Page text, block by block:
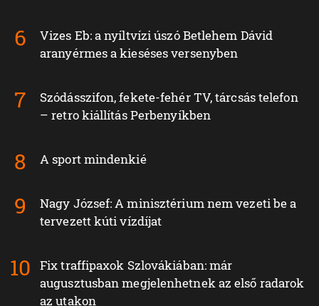
Vizes Eb: a nyíltvízi úszó Betlehem Dávid
aranyérmes a kieséses versenyben
Szódásszifon, fekete-fehér TV, tárcsás telefon
– retro kiállítás Perbenyíkben
A sport mindenkié
Nagy József: A minisztérium nem vezeti be a
tervezett kúti vízdíjat
Fix traffipaxok Szlovákiában: már
augusztusban megjelenhetnek az első radarok
az utakon